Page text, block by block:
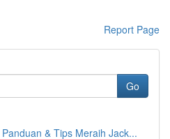
Report Page
Go
& Tips Meraih Jack...